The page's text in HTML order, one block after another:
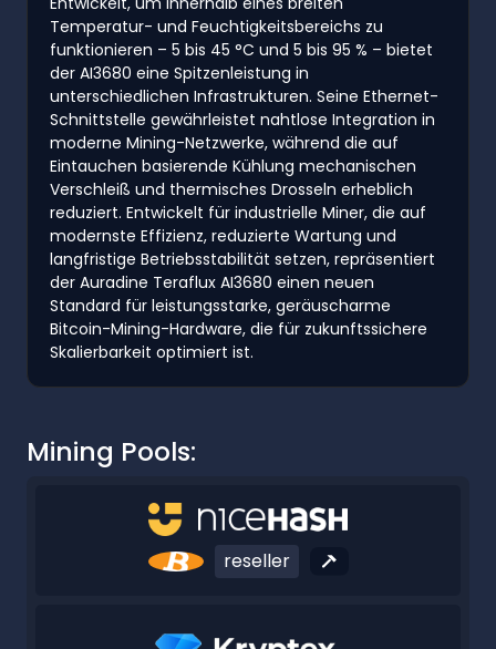
Temperatur- und Feuchtigkeitsbereichs zu
funktionieren – 5 bis 45 °C und 5 bis 95 % – bietet
der AI3680 eine Spitzenleistung in
unterschiedlichen Infrastrukturen. Seine Ethernet-
Schnittstelle gewährleistet nahtlose Integration in
moderne Mining-Netzwerke, während die auf
Eintauchen basierende Kühlung mechanischen
Verschleiß und thermisches Drosseln erheblich
reduziert. Entwickelt für industrielle Miner, die auf
modernste Effizienz, reduzierte Wartung und
langfristige Betriebsstabilität setzen, repräsentiert
der Auradine Teraflux AI3680 einen neuen
Standard für leistungsstarke, geräuscharme
Bitcoin-Mining-Hardware, die für zukunftssichere
Skalierbarkeit optimiert ist.
Mining Pools:
reseller